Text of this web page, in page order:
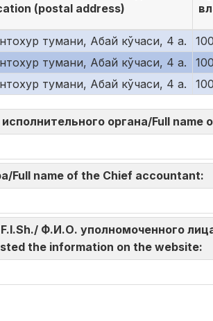
(postal address)
тумани, Абай кўчаси, 4 а.
тумани, Абай кўчаси, 4 а.
тумани, Абай кўчаси, 4 а.
органа/Full
Full name of the Chief accountant:
Ф.И.О. уполномоченного
the information on the website: